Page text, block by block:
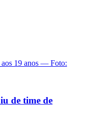
de time de